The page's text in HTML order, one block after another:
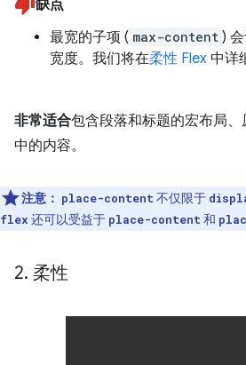
缺点
最宽的子项 ( max-content )
宽度。我们将在柔性 Flex 中详
非常适合包含段落和标题的宏布局
中的内容。
注意： place-content 不仅限于
flex 还可以受益于 place-content 和
2. 柔性